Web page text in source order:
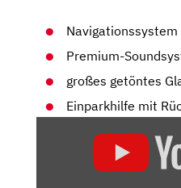
Navigationssystem
Premium-
großes getöntes
Einparkhilfe mit